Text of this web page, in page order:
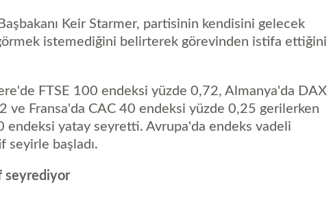
Keir Starmer, partisinin kendisini gelecek
istemediğini belirterek görevinden istifa ettiğini
FTSE 100 endeksi yüzde 0,72, Almanya'da DAX
ve Fransa'da CAC 40 endeksi yüzde 0,25 gerilerken
endeksi yatay seyretti. Avrupa'da endeks vadeli
seyirle başladı.
seyrediyor